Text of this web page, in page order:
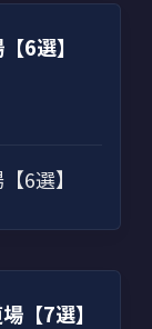
6選】
6選】
【7選】